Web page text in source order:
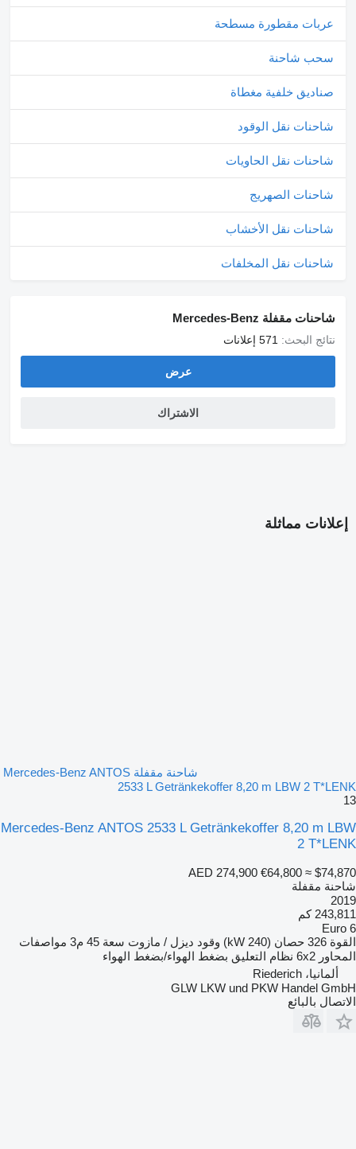
Luftleitkörper
rastbar
Multimedia Cockpit
interactive
Regensensor
Vorderachse luftgefedert
Actros S/M Fahrerhaus
Fahrer
Anhängerbremse
Anhängersteckdose 24 V
15-polig
Fahrer-Schwingsitz
Komfort
Feststellbremse
elektronisch
Mercedes PowerShift 3
Nebenabtrieb
Vorrüstung Mercedes-Benz Truck App Portal
links
Gewichtsvariante 19,0 t (8,0/13,0)
2,30 m
Reifen schlauchlos
Tachograf digital
Zweisitzer
Scheckheft gepflegt
Metallic-Lackierung
Keine Haftung für Druck- u. Schreibfehler
Verkauf nur an Gewerbetreibende
Irrtum und Zwischenverkauf vorbehalten Änderungen
Zwischenverkauf und Irrtümer sind ausdrücklich vorbehalten.
Die Beschreibung dient der Indentifizierung des Fahrzeuges und
stellt keine Gewährleistung im kaufrechtlichen Sinne dar.
Ausschlaggebend ist die Beschreibung gemäß Kaufvertrag
TOP-SERVICE + QUALITÄT
Wir können Ihnen gerne ein LEASING-FINANZIERUNG-
MIETKAUF-Angebot unterbreiten
Garantieversicherung auf Anfrage beim Versicherer möglich
TÜV / UVV LBW / Tachoprüfung und Einbau OBU-Gerät durch
عربات مقطورة مسطحة
سحب شاحنة
صناديق خلفية مغطاة
شاحنات نقل الوقود
شاحنات نقل الحاويات
شاحنات الصهريج
شاحنات نقل الأخشاب
شاحنات نقل المخلفات
شاحنات مقفلة Mercedes-Benz
نتائج البحث: 571 إعلانات
عرض
الاشتراك
إعلانات مماثلة
شاحنة مقفلة Mercedes-Benz ANTOS
2533 L Getränkekoffer 8,20 m LBW 2 T*LENK
13
Mercedes-Benz ANTOS 2533 L Getränkekoffer 8,20 m LBW
2 T*LENK
AED 274,900 €64,800 ≈ $74,870
شاحنة مقفلة
2019
243,811 كم
Euro 6
القوة 326 حصان (240 kW) وقود ديزل / مازوت سعة 45 م3
مواصفات
المحاور 6x2 نظام التعليق بضغط الهواء/بضغط الهواء
ألمانيا، Riederich
GLW LKW und PKW Handel GmbH
الاتصال بالبائع